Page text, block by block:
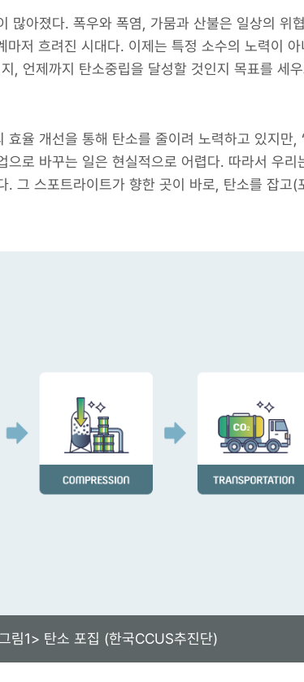
많아졌다. 폭우와 폭염, 가뭄과 산불은 일상의 위
저 흐려진 시대다. 이제는 특정 소수의 노력이
, 언제까지 탄소중립을 달성할 것인지 목표를 세
율 개선을 통해 탄소를 줄이려 노력하고 있지만,
로 바꾸는 일은 현실적으로 어렵다. 따라서 우리
. 그 스포트라이트가 향한 곳이 바로, 탄소를 잡고
림1> 탄소 포집 (한국CCUS추진단)